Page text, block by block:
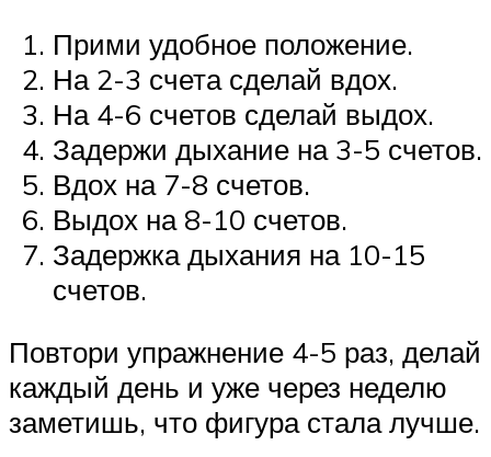
Прими удобное положение.
На 2-3 счета сделай вдох.
На 4-6 счетов сделай выдох.
Задержи дыхание на 3-5 счетов.
Вдох на 7-8 счетов.
Выдох на 8-10 счетов.
Задержка дыхания на 10-15
счетов.
Повтори упражнение 4-5 раз, делай
каждый день и уже через неделю
заметишь, что фигура стала лучше.